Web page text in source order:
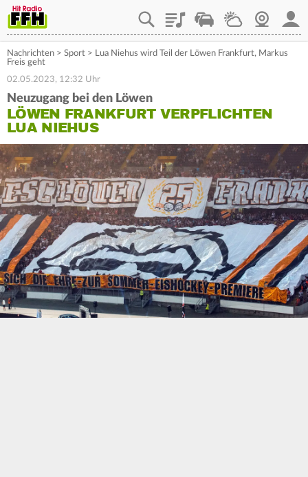
PlaylistStaupilotWetterWebcam
Nachrichten > Sport > Lua Niehus wird Teil der Löwen Frankfurt, Markus
Freis geht
02.05.2023, 12:32 Uhr
Neuzugang bei den Löwen
LÖWEN FRANKFURT VERPFLICHTEN
LUA NIEHUS